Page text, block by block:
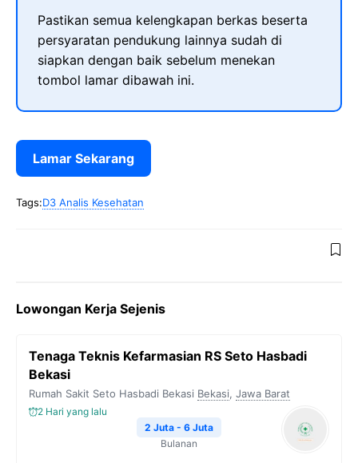
Pastikan semua kelengkapan berkas beserta
persyaratan pendukung lainnya sudah di
siapkan dengan baik sebelum menekan
tombol lamar dibawah ini.
Lamar Sekarang
Tags:D3 Analis Kesehatan
Lowongan Kerja Sejenis
Tenaga Teknis Kefarmasian RS Seto Hasbadi
Bekasi
Rumah Sakit Seto Hasbadi Bekasi Bekasi, Jawa Barat
2 Hari yang lalu
2 Juta - 6 Juta
Bulanan